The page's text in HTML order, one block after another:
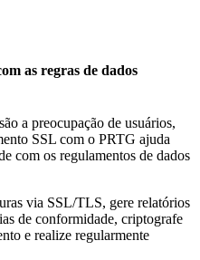
as regras de dados
a preocupação de usuários,
SSL com o PRTG ajuda
com os regulamentos de dados
via SSL/TLS, gere relatórios
de conformidade, criptografe
e realize regularmente